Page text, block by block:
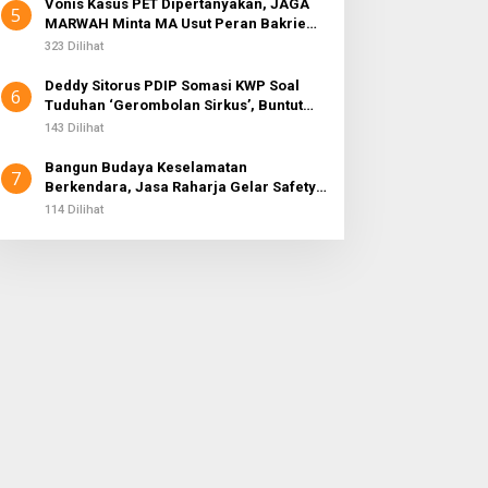
5
Vonis Kasus PET Dipertanyakan, JAGA
MARWAH Minta MA Usut Peran Bakrie
Group
323 Dilihat
6
Deddy Sitorus PDIP Somasi KWP Soal
Tuduhan ‘Gerombolan Sirkus’, Buntut
Rapat Komisi II Dipimpin Sufmi Dasco
143 Dilihat
7
Bangun Budaya Keselamatan
Berkendara, Jasa Raharja Gelar Safety
Campaign di PT Pasifik Medan Industri
114 Dilihat